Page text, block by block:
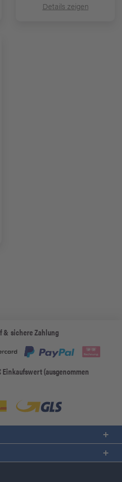
Details zeigen
& sichere Zahlung
Einkaufswert (ausgenommen